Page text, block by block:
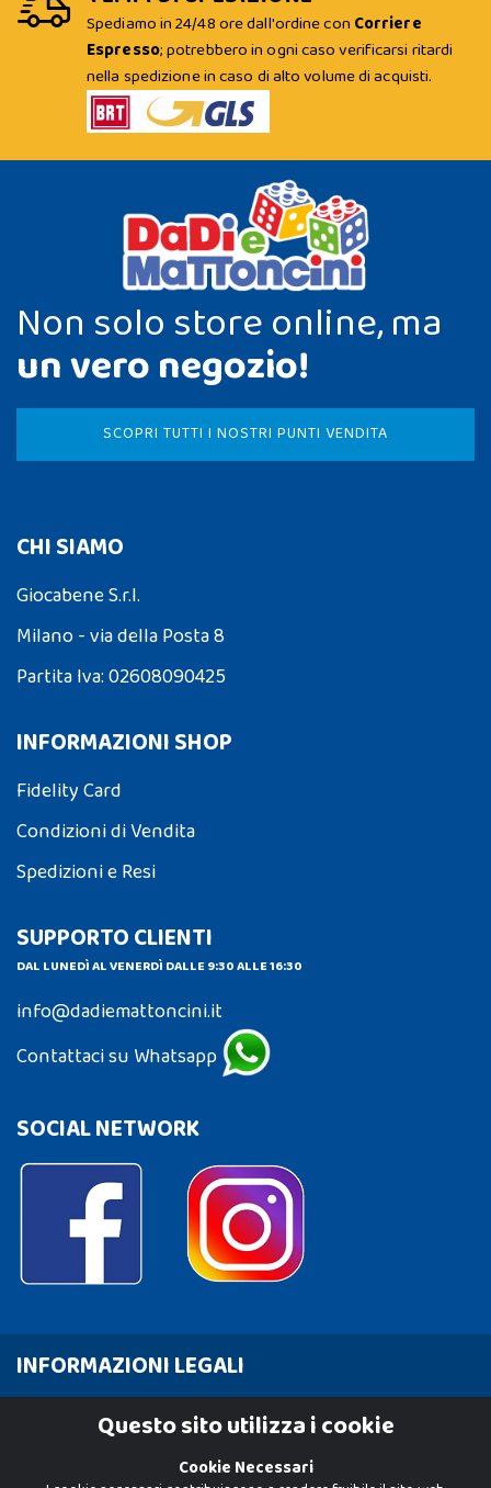
Spediamo in 24/48 ore dall'ordine con Corriere
Espresso; potrebbero in ogni caso verificarsi ritardi
nella spedizione in caso di alto volume di acquisti.
Non solo store online, ma
un vero negozio!
SCOPRI TUTTI I NOSTRI PUNTI VENDITA
CHI SIAMO
Giocabene S.r.l.
Milano - via della Posta 8
Partita Iva: 02608090425
INFORMAZIONI SHOP
Fidelity Card
Condizioni di Vendita
Spedizioni e Resi
SUPPORTO CLIENTI
DAL LUNEDÌ AL VENERDÌ DALLE 9:30 ALLE 16:30
info@dadiemattoncini.it
Contattaci su Whatsapp
SOCIAL NETWORK
INFORMAZIONI LEGALI
Cookie PolicyQuesto sito utilizza i cookie
Cookie Necessari